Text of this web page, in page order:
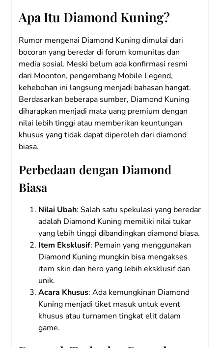
Apa Itu Diamond Kuning?
Rumor mengenai Diamond Kuning dimulai dari
bocoran yang beredar di forum komunitas dan
media sosial. Meski belum ada konfirmasi resmi
dari Moonton, pengembang Mobile Legend,
kehebohan ini langsung menjadi bahasan hangat.
Berdasarkan beberapa sumber, Diamond Kuning
diharapkan menjadi mata uang premium dengan
nilai lebih tinggi atau memberikan keuntungan
khusus yang tidak dapat diperoleh dari diamond
biasa.
Perbedaan dengan Diamond
Biasa
Nilai Ubah: Salah satu spekulasi yang beredar
adalah Diamond Kuning memiliki nilai tukar
yang lebih tinggi dibandingkan diamond biasa.
Item Eksklusif: Pemain yang menggunakan
Diamond Kuning mungkin bisa mengakses
item skin dan hero yang lebih eksklusif dan
unik.
Acara Khusus: Ada kemungkinan Diamond
Kuning menjadi tiket masuk untuk event
khusus atau turnamen tingkat elit dalam
game.